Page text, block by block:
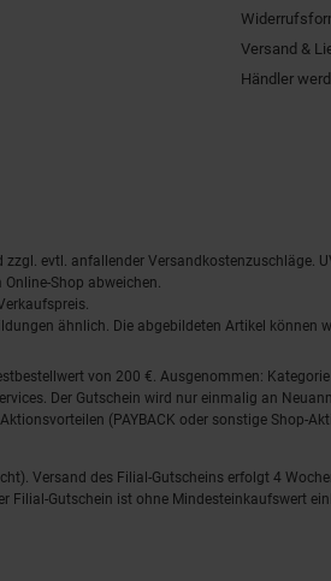
Versand &
Händler
zzgl. evtl. anfallender Versandkostenzuschläge.
Shop abweichen.
ähnlich. Die abgebildeten Artikel können
von 200 €. Ausgenommen:
Der Gutschein wird nur einmalig an
(PAYBACK oder sonstige Shop-
Versand des Filial-Gutscheins erfolgt 4
Gutschein ist ohne Mindesteinkaufswert